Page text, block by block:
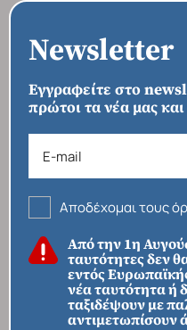
Newsletter
Εγγραφείτε στο
πρώτοι τα νέα μας
Αποδέχομαι τους
Από την 1η
ταυτότητες δεν
εντός
νέα ταυτότητα ή
ταξιδέψουν με
αντιμετωπίσουν
ΑΡΧΙΚΗ ›